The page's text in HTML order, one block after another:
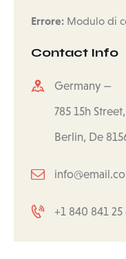
Errore: Modulo di
Contact Info
Germany —
785 15h
Berlin, De
+1 840 841 25